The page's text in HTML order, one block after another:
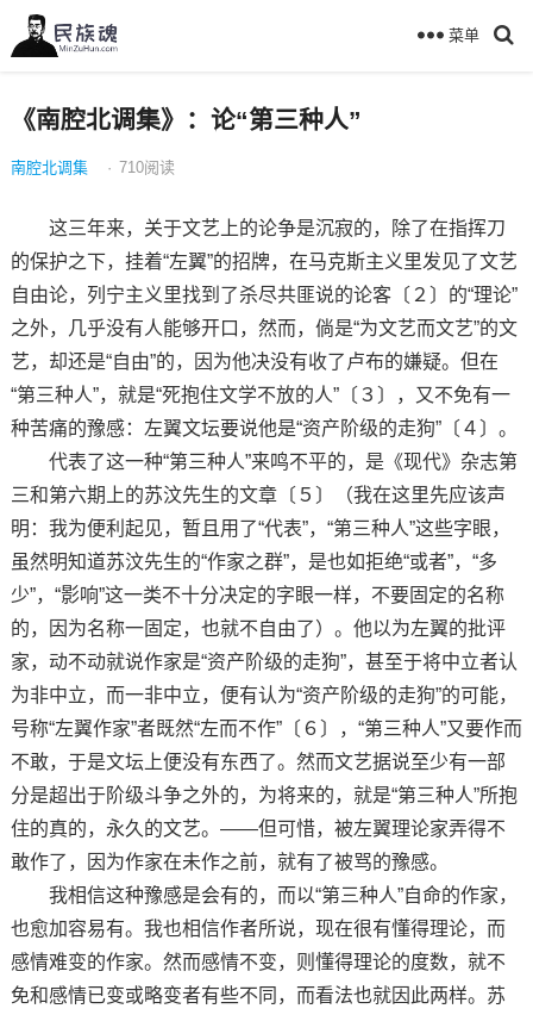
菜单
《南腔北调集》：论“第三种人”
南腔北调集 · 710阅读
这三年来，关于文艺上的论争是沉寂的，除了在指挥刀
的保护之下，挂着“左翼”的招牌，在马克斯主义里发见了文艺
自由论，列宁主义里找到了杀尽共匪说的论客〔２〕的“理论”
之外，几乎没有人能够开口，然而，倘是“为文艺而文艺”的文
艺，却还是“自由”的，因为他决没有收了卢布的嫌疑。但在
“第三种人”，就是“死抱住文学不放的人”〔３〕，又不免有一
种苦痛的豫感：左翼文坛要说他是“资产阶级的走狗”〔４〕。
代表了这一种“第三种人”来鸣不平的，是《现代》杂志第
三和第六期上的苏汶先生的文章〔５〕（我在这里先应该声
明：我为便利起见，暂且用了“代表”，“第三种人”这些字眼，
虽然明知道苏汶先生的“作家之群”，是也如拒绝“或者”，“多
少”，“影响”这一类不十分决定的字眼一样，不要固定的名称
的，因为名称一固定，也就不自由了）。他以为左翼的批评
家，动不动就说作家是“资产阶级的走狗”，甚至于将中立者认
为非中立，而一非中立，便有认为“资产阶级的走狗”的可能，
号称“左翼作家”者既然“左而不作”〔６〕，“第三种人”又要作而
不敢，于是文坛上便没有东西了。然而文艺据说至少有一部
分是超出于阶级斗争之外的，为将来的，就是“第三种人”所抱
住的真的，永久的文艺。——但可惜，被左翼理论家弄得不
敢作了，因为作家在未作之前，就有了被骂的豫感。
我相信这种豫感是会有的，而以“第三种人”自命的作家，
也愈加容易有。我也相信作者所说，现在很有懂得理论，而
感情难变的作家。然而感情不变，则懂得理论的度数，就不
免和感情已变或略变者有些不同，而看法也就因此两样。苏